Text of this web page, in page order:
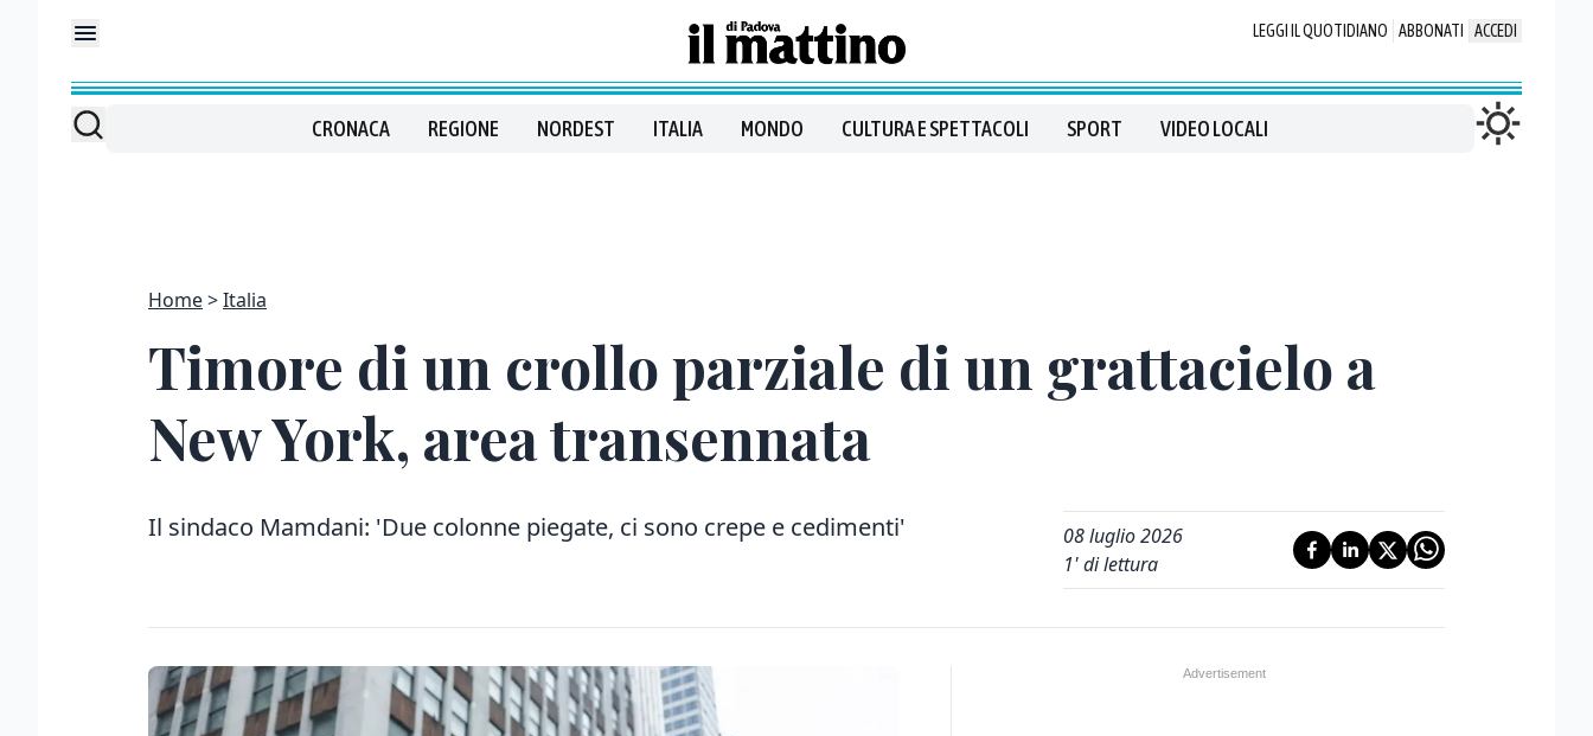
LEGGI IL QUOTIDIANO ABBONATI ACCEDI
CRONACA REGIONE NORDEST ITALIA MONDO CULTURA E SPETTACOLI SPORT VIDEO LOCALI
Home Italia
Timore di un crollo parziale di un grattacielo a
New York, area transennata
Il sindaco Mamdani: 'Due colonne piegate, ci sono crepe e cedimenti'
08 luglio 2026
1' di lettura